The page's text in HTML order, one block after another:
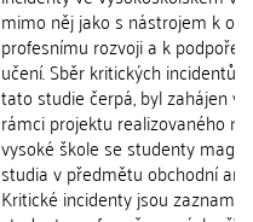
mimo něj jako s nástrojem k
profesnímu rozvoji a k podpoře
učení. Sběr kritických incidentů,
tato studie čerpá, byl zahájen v
rámci projektu realizovaného
vysoké škole se studenty
studia v předmětu obchodní
Kritické incidenty jsou